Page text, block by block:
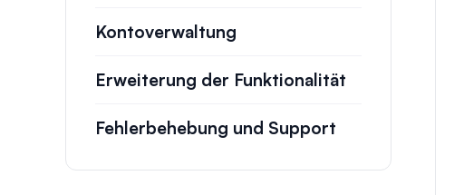
Kontoverwaltung
Erweiterung der Funktionalität
Fehlerbehebung und Support